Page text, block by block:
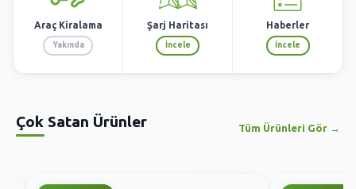
Araç Kiralama
Yakında
Şarj Haritası
İncele
Haberler
İncele
Çok Satan Ürünler Tüm Ürünleri Gör →